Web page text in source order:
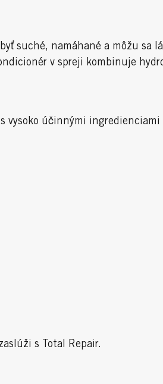
suché, namáhané a môžu sa
v spreji kombinuje
účinnými ingredienciami
s Total Repair.